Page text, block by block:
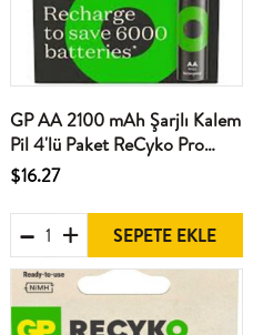
GP AA 2100 mAh Şarjlı Kalem
Pil 4'lü Paket ReCyko Pro
GP210AAHCBEM-2GB4
$16.27
SEPETE EKLE